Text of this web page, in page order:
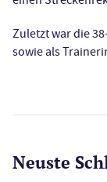
Zuletzt war die
sowie als
Neuste